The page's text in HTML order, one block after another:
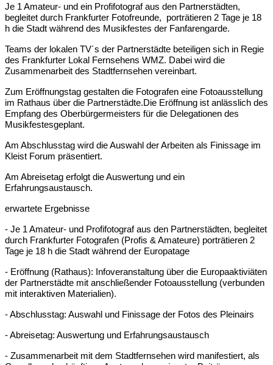
Je 1 Amateur- und ein Profifotograf aus den Partnerstädten,
begleitet durch Frankfurter Fotofreunde,
porträtieren 2 Tage je 18
h die Stadt während des Musikfestes der Fanfarengarde.
Teams der lokalen TV´s der Partnerstädte beteiligen sich in Regie
des Frankfurter Lokal Fernsehens WMZ. Dabei wird die
Zusammenarbeit des Stadtfernsehen vereinbart.
Zum Eröffnungstag gestalten die Fotografen eine Fotoausstellung
im Rathaus über die Partnerstädte.Die Eröffnung ist anlässlich des
Empfang des Oberbürgermeisters für die Delegationen des
Musikfestesgeplant.
Am Abschlusstag wird die Auswahl der Arbeiten als Finissage im
Kleist Forum präsentiert.
Am Abreisetag erfolgt die Auswertung und ein
Erfahrungsaustausch.
erwartete Ergebnisse
- Je 1 Amateur- und Profifotograf aus den Partnerstädten, begleitet
durch Frankfurter Fotografen (Profis & Amateure) porträtieren 2
Tage je 18 h die Stadt während der Europatage
- Eröffnung (Rathaus): Infoveranstaltung über die Europaaktiviäten
der Partnerstädte mit anschließender Fotoausstellung (verbunden
mit interaktiven Materialien).
- Abschlusstag: Auswahl und Finissage der Fotos des Pleinairs
- Abreisetag: Auswertung und Erfahrungsaustausch
- Zusammenarbeit mit dem Stadtfernsehen wird manifestiert, als